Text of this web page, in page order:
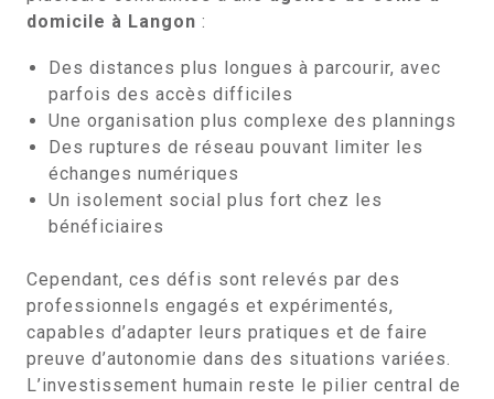
domicile à Langon :
Des distances plus longues à parcourir, avec
parfois des accès difficiles
Une organisation plus complexe des plannings
Des ruptures de réseau pouvant limiter les
échanges numériques
Un isolement social plus fort chez les
bénéficiaires
Cependant, ces défis sont relevés par des
professionnels engagés et expérimentés,
capables d’adapter leurs pratiques et de faire
preuve d’autonomie dans des situations variées.
L’investissement humain reste le pilier central de